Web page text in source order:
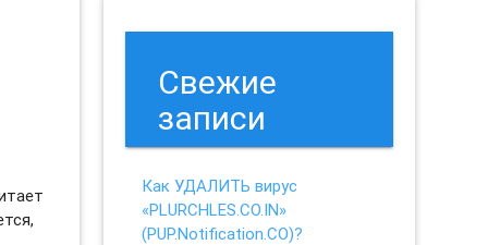
Свежие
записи
Как УДАЛИТЬ вирус
«PLURCHLES.CO.IN»
(PUP.Notification.CO)?